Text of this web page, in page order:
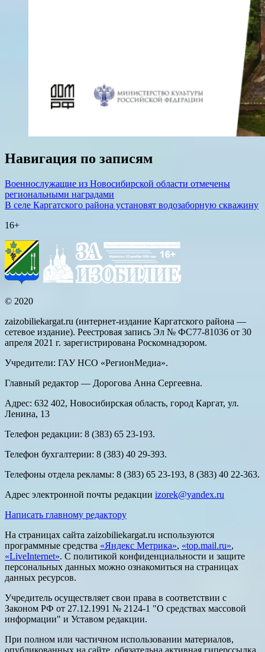
Навигация по записям
Военнослужащие из Новосибирской области отмечены
региональными наградами
В селе Каргатского района установят водозаборную скважину
16+
© 2020
zaizobiliekargat.ru (интернет-издание Каргатского района —
сетевое издание). Реестровая запись Эл № ФС77-81036 от 30
апреля 2021 г. зарегистрирована Роскомнадзором.
Учредители: ГАУ НСО «РегионМедиа».
Главный редактор — Дорогова Анна Сергеевна.
Адрес: 632 402, Новосибирская область, город Каргат, ул.
Ленина, 13
Телефон редакции: 8 (383) 65 23-193.
Телефон бухгалтерии: 8 (383) 40 29-393.
Телефоны отдела рекламы: 8 (383) 65 23-193, 8 (383) 40 22-363.
Адрес электронной почты редакции izorek@yandex.ru
Написать главному редактору
На страницах сайта zaizobiliekargat.ru используются
программные средства «Яндекс Метрика», «top.mail.ru»,
«LiveInternet». С политикой конфиденциальности и защите
персональных данных можно ознакомиться на страницах
данных ресурсов.
Учредитель осуществляет свои права в соответствии с
Законом РФ от 27.12.1991 № 2124-1 "О средствах массовой
информации" и Уставом редакции.
При полном или частичном использовании материалов,
опубликованных на сайте, обязательна активная гиперссылка